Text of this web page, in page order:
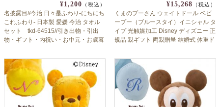
¥1,200 （税込）
名披露目//今治 日々是ふわり-にちにち
これふわり- 日本製 愛媛 今治 タオル
セット tkd-64515//引き出物・引出
物・ギフト・内祝い・お中元・お歳暮
¥15,268 （税込）
くまのプーさん ウェイトドール ベビ
ープー（ブルースタイ）イニシャル タ
イプ 光触媒加工 Disney ディズニー 正
規品 親ギフト 両親贈呈 結婚式 体重ド